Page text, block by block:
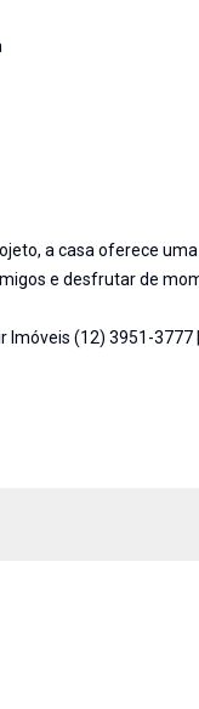
a casa oferece
e desfrutar de
Imóveis (12) 3951-